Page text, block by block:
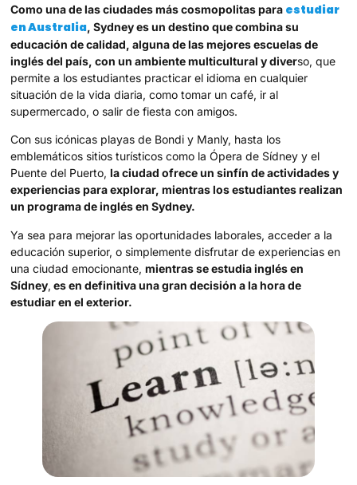
Como una de las ciudades más cosmopolitas para estudiar
en Australia, Sydney es un destino que combina su
educación de calidad, alguna de las mejores escuelas de
inglés del país, con un ambiente multicultural y diverso, que
permite a los estudiantes practicar el idioma en cualquier
situación de la vida diaria, como tomar un café, ir al
supermercado, o salir de fiesta con amigos.
Con sus icónicas playas de Bondi y Manly, hasta los
emblemáticos sitios turísticos como la Ópera de Sídney y el
Puente del Puerto,la ciudad ofrece un sinfín de actividades y
experiencias para explorar, mientras los estudiantes realizan
un programa de inglés en Sydney.
Ya sea para mejorar las oportunidades laborales, acceder a la
educación superior, o simplemente disfrutar de experiencias en
una ciudad emocionante,mientras se estudia inglés en
Sídney, es en definitiva una gran decisión a la hora de
estudiar en el exterior.